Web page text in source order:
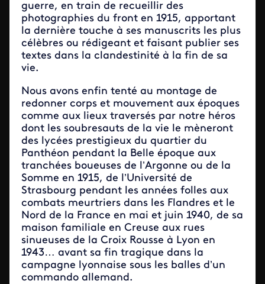
guerre, en train de recueillir des
photographies du front en 1915, apportant
la dernière touche à ses manuscrits les plus
célèbres ou rédigeant et faisant publier ses
textes dans la clandestinité à la fin de sa
vie.
Nous avons enfin tenté au montage de
redonner corps et mouvement aux époques
comme aux lieux traversés par notre héros
dont les soubresauts de la vie le mèneront
des lycées prestigieux du quartier du
Panthéon pendant la Belle époque aux
tranchées boueuses de l’Argonne ou de la
Somme en 1915, de l’Université de
Strasbourg pendant les années folles aux
combats meurtriers dans les Flandres et le
Nord de la France en mai et juin 1940, de sa
maison familiale en Creuse aux rues
sinueuses de la Croix Rousse à Lyon en
1943… avant sa fin tragique dans la
campagne lyonnaise sous les balles d’un
commando allemand.